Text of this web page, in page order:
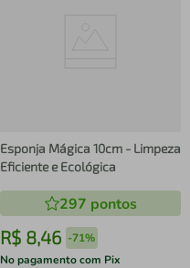
Esponja Mágica 10cm - Limpeza
Eficiente e Ecológica
297 pontos
R$ 8,46 -71%
No pagamento com Pix